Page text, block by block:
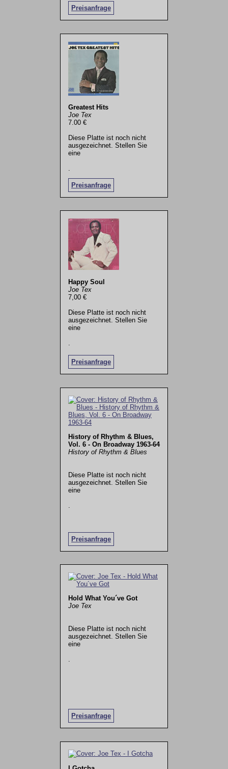
Preisanfrage
Greatest Hits
Joe Tex
7.00 €
Diese Platte ist noch nicht
ausgezeichnet. Stellen Sie
eine
Preisanfrage
.
Happy Soul
Joe Tex
7,00 €
Diese Platte ist noch nicht
ausgezeichnet. Stellen Sie
eine
Preisanfrage
History of Rhythm & Blues,
Vol. 6 - On Broadway 1963-64
History of Rhythm & Blues
Diese Platte ist noch nicht
ausgezeichnet. Stellen Sie
eine
Preisanfrage
Hold What You´ve Got
Joe Tex
Diese Platte ist noch nicht
ausgezeichnet. Stellen Sie
eine
Preisanfrage
.